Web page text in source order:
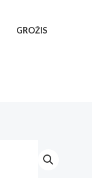
GROŽIS